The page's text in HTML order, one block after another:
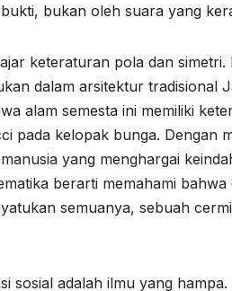
bukan oleh suara yang
keteraturan pola dan
dalam arsitektur tradisional
alam semesta ini memiliki
pada kelopak bunga. Dengan
yang menghargai
berarti memahami
semuanya, sebuah
sosial adalah ilmu yang